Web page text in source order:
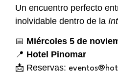
Un encuentro perfecto
inolvidable dentro de la
📅 Miércoles 5 de
📍 Hotel Pinomar
📩 Reservas: